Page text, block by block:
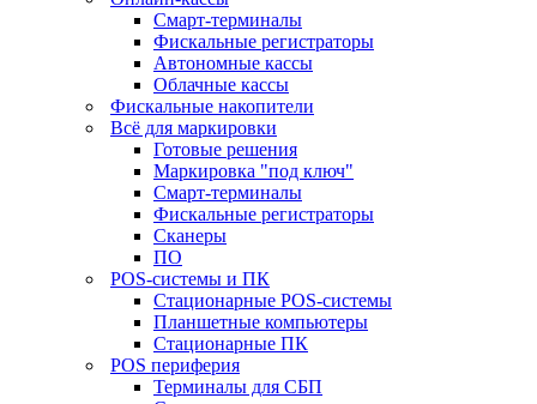
Смарт-терминалы
Фискальные регистраторы
Автономные кассы
Облачные кассы
Фискальные накопители
Всё для маркировки
Готовые решения
Маркировка "под ключ"
Смарт-терминалы
Фискальные регистраторы
Сканеры
ПО
POS-системы и ПК
Стационарные POS-системы
Планшетные компьютеры
Стационарные ПК
POS периферия
Терминалы для СБП